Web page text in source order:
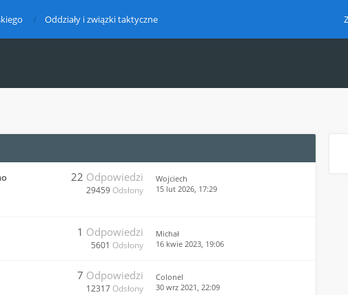
Oddziały i związki taktyczne
22 Odpowiedzi
29459 Odsłony
Wojciech
15 lut 2026, 17:29
1 Odpowiedzi
5601 Odsłony
Michał
16 kwie 2023, 19:06
7 Odpowiedzi
12317 Odsłony
Colonel
30 wrz 2021, 22:09